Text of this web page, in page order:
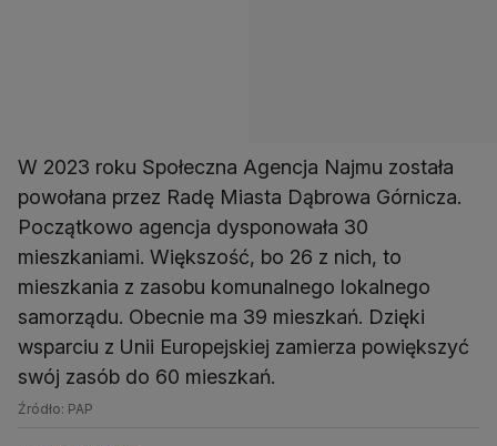
W 2023 roku Społeczna Agencja Najmu została
powołana przez Radę Miasta Dąbrowa Górnicza.
Początkowo agencja dysponowała 30
mieszkaniami. Większość, bo 26 z nich, to
mieszkania z zasobu komunalnego lokalnego
samorządu. Obecnie ma 39 mieszkań. Dzięki
wsparciu z Unii Europejskiej zamierza powiększyć
swój zasób do 60 mieszkań.
Źródło: PAP